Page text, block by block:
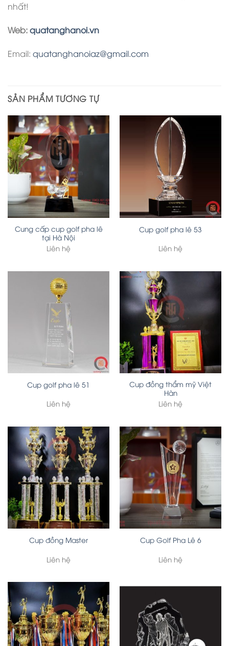
nhất!
Web:quatanghanoi.vn
Email: quatanghanoiaz@gmail.com
SẢN PHẨM TƯƠNG TỰ
Cung cấp cup golf pha lê
tại Hà Nội
Liên hệ
Cup golf pha lê 53
Liên hệ
Cup golf pha lê 51
Liên hệ
Cup đồng thẩm mỹ Việt
Hàn
Liên hệ
Cup đồng Master
Liên hệ
Cup Golf Pha Lê 6
Liên hệ